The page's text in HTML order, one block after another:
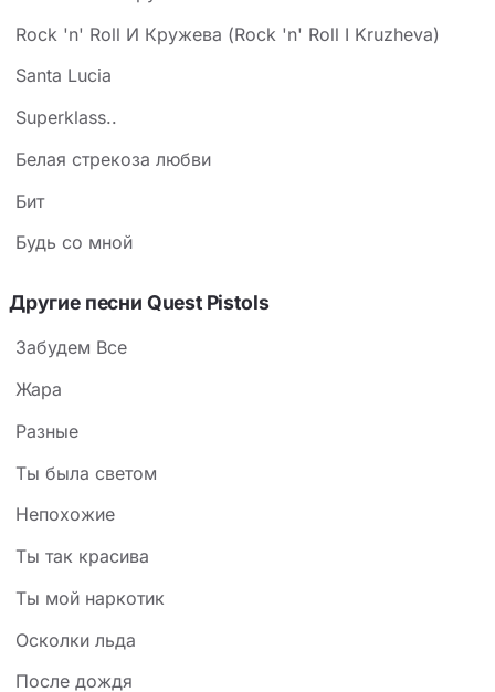
Rock 'n' Roll И Кружева (Rock 'n' Roll I Kruzheva)
Santa Lucia
Superklass..
Белая стрекоза любви
Бит
Будь со мной
Другие песни Quest Pistols
Забудем Все
Жара
Разные
Ты была светом
Непохожие
Ты так красива
Ты мой наркотик
Осколки льда
После дождя